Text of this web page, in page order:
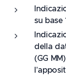
su base
della
(GG